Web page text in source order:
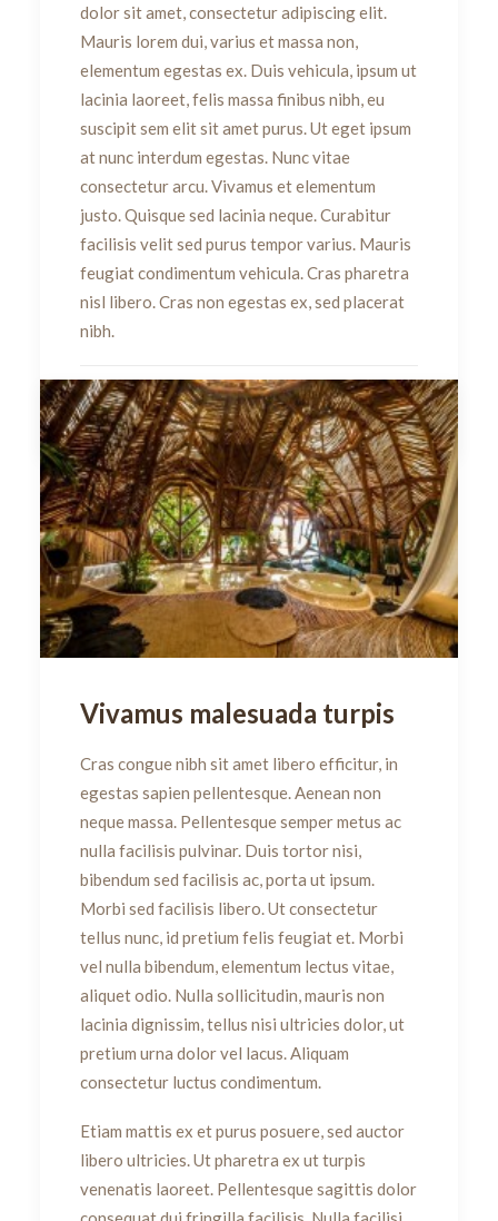
dolor sit amet, consectetur adipiscing elit.
Mauris lorem dui, varius et massa non,
elementum egestas ex. Duis vehicula, ipsum ut
lacinia laoreet, felis massa finibus nibh, eu
suscipit sem elit sit amet purus. Ut eget ipsum
at nunc interdum egestas. Nunc vitae
consectetur arcu. Vivamus et elementum
justo. Quisque sed lacinia neque. Curabitur
facilisis velit sed purus tempor varius. Mauris
feugiat condimentum vehicula. Cras pharetra
nisl libero. Cras non egestas ex, sed placerat
nibh.
by dulado
Vivamus malesuada turpis
Cras congue nibh sit amet libero efficitur, in
egestas sapien pellentesque. Aenean non
neque massa. Pellentesque semper metus ac
nulla facilisis pulvinar. Duis tortor nisi,
bibendum sed facilisis ac, porta ut ipsum.
Morbi sed facilisis libero. Ut consectetur
tellus nunc, id pretium felis feugiat et. Morbi
vel nulla bibendum, elementum lectus vitae,
aliquet odio. Nulla sollicitudin, mauris non
lacinia dignissim, tellus nisi ultricies dolor, ut
pretium urna dolor vel lacus. Aliquam
consectetur luctus condimentum.
Etiam mattis ex et purus posuere, sed auctor
libero ultricies. Ut pharetra ex ut turpis
venenatis laoreet. Pellentesque sagittis dolor